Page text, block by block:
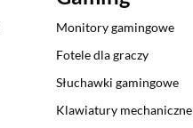
Monitory gamingowe
Fotele dla graczy
Słuchawki gamingowe
Klawiatury mechaniczne